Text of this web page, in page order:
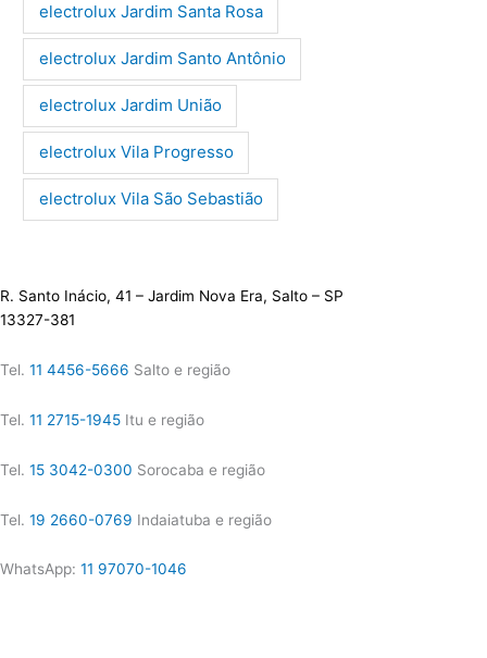
electrolux Jardim Santa Rosa
electrolux Jardim Santo Antônio
electrolux Jardim União
electrolux Vila Progresso
electrolux Vila São Sebastião
R. Santo Inácio, 41 – Jardim Nova Era, Salto – SP
13327-381
Tel. 11 4456-5666 Salto e região
Tel. 11 2715-1945 Itu e região
Tel. 15 3042-0300 Sorocaba e região
Tel. 19 2660-0769 Indaiatuba e região
WhatsApp: 11 97070-1046